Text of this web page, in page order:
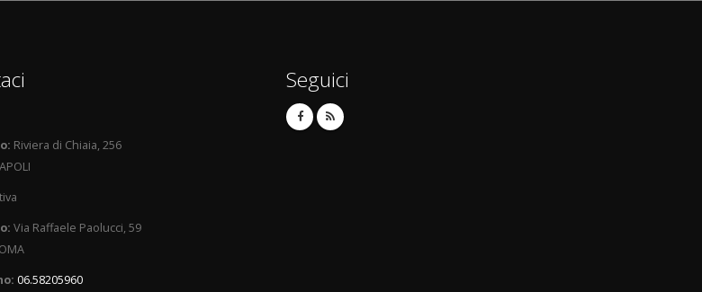
Riviera di Chiaia, 256
Via Raffaele Paolucci, 59
06.58205960
Seguici